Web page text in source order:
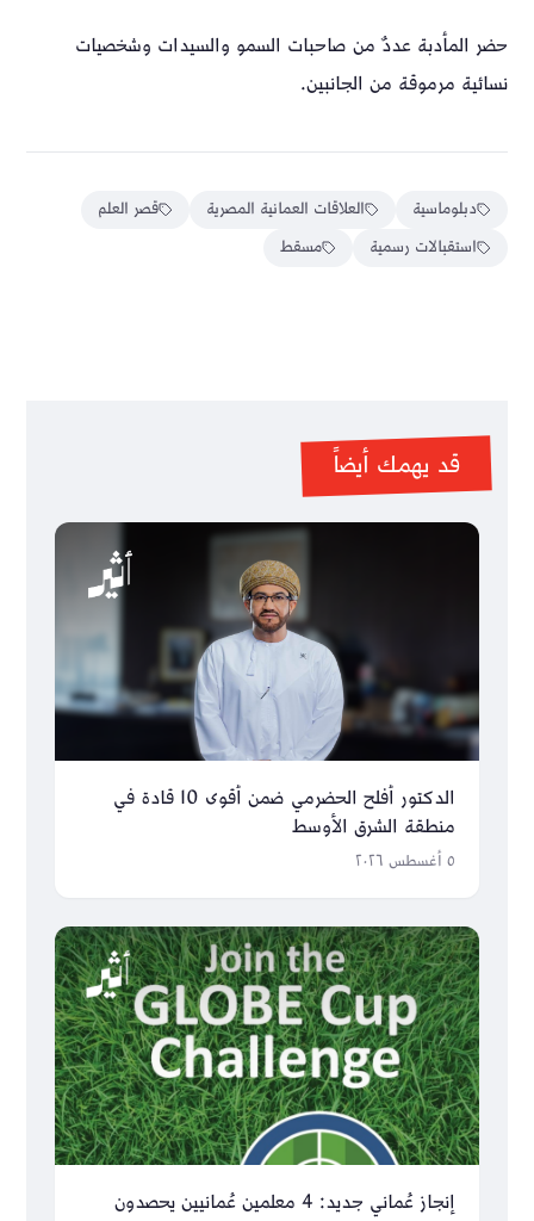
حضر المأدبة عددٌ من صاحبات السمو والسيدات وشخصيات
نسائية مرموقة من الجانبين.
دبلوماسية العلاقات العمانية المصرية
قصر العلم
استقبالات رسمية
مسقط
قد يهمك أيضاً
الدكتور أفلح الحضرمي ضمن أقوى 10 قادة في
منطقة الشرق الأوسط
٥ أغسطس ٢٠٢٦
إنجاز عُماني جديد: 4 معلمين عُمانيين يحصدون